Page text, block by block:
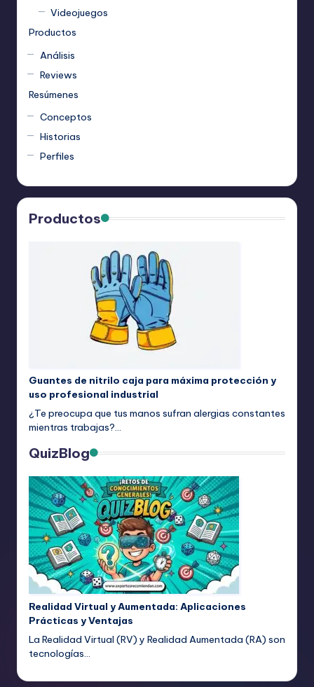
Videojuegos
Productos
Análisis
Reviews
Resúmenes
Conceptos
Historias
Perfiles
Productos
Guantes de nitrilo caja para máxima protección y
uso profesional industrial
¿Te preocupa que tus manos sufran alergias constantes
mientras trabajas?…
QuizBlog
Realidad Virtual y Aumentada: Aplicaciones
Prácticas y Ventajas
La Realidad Virtual (RV) y Realidad Aumentada (RA) son
tecnologías…